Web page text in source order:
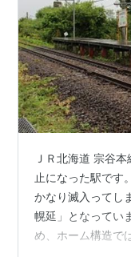
ＪＲ北海道 宗谷
止になった駅です
かなり滅入ってし
幌延」となってい
め、ホーム構造で